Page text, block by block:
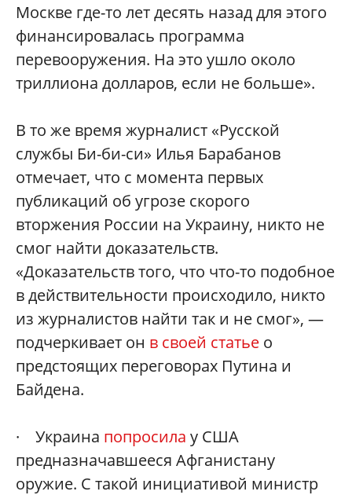
Москве где-то лет десять назад для этого
финансировалась программа
перевооружения. На это ушло около
триллиона долларов, если не больше».
В то же время журналист «Русской
службы Би-би-си» Илья Барабанов
отмечает, что с момента первых
публикаций об угрозе скорого
вторжения России на Украину, никто не
смог найти доказательств.
«Доказательств того, что что-то подобное
в действительности происходило, никто
из журналистов найти так и не смог», —
подчеркивает он в своей статье о
предстоящих переговорах Путина и
Байдена.
· Украина попросила у США
предназначавшееся Афганистану
оружие. С такой инициативой министр